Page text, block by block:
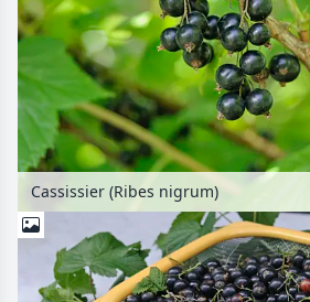
Cassissier (Ribes nigrum)